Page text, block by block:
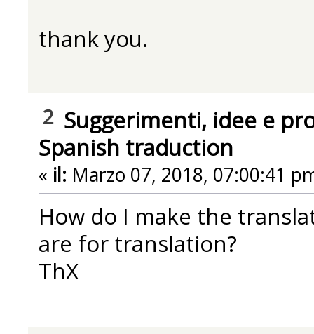
thank you.
2 Suggerimenti, idee e
Spanish traduction
« il: Marzo 07, 2018, 07:00:41
How do I make the
are for translation?
ThX